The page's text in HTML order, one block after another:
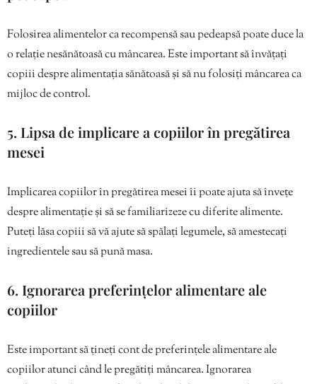
Folosirea alimentelor ca recompensă sau pedeapsă poate duce la
o relație nesănătoasă cu mâncarea. Este important să învățați
copiii despre alimentația sănătoasă și să nu folosiți mâncarea ca
mijloc de control.
5. Lipsa de implicare a copiilor în pregătirea
mesei
Implicarea copiilor în pregătirea mesei îi poate ajuta să învețe
despre alimentație și să se familiarizeze cu diferite alimente.
Puteți lăsa copiii să vă ajute să spălați legumele, să amestecați
ingredientele sau să pună masa.
6. Ignorarea preferințelor alimentare ale
copiilor
Este important să țineți cont de preferințele alimentare ale
copiilor atunci când le pregătiți mâncarea. Ignorarea